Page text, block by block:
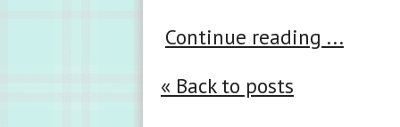
Continue reading ...
« Back to posts